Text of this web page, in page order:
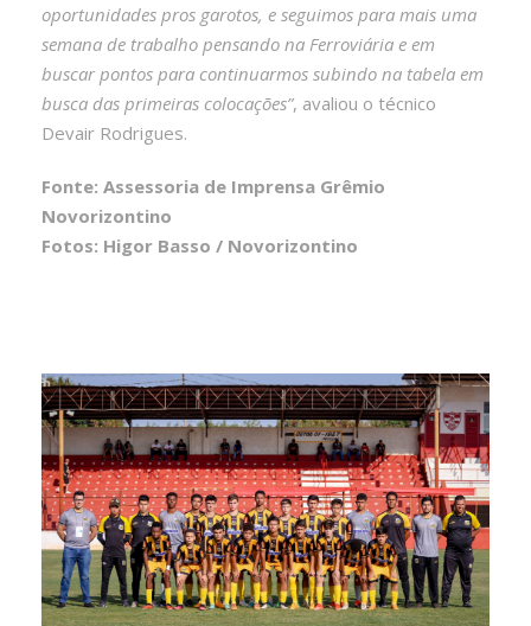
oportunidades pros garotos, e seguimos para mais uma
semana de trabalho pensando na Ferroviária e em
buscar pontos para continuarmos subindo na tabela em
busca das primeiras colocações”, avaliou o técnico
Devair Rodrigues.
Fonte: Assessoria de Imprensa Grêmio
Novorizontino
Fotos: Higor Basso / Novorizontino